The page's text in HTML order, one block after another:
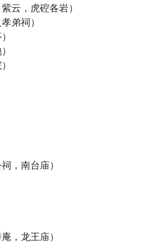
云，虎硿各岩）
弟祠）
，南台庙）
，龙王庙）